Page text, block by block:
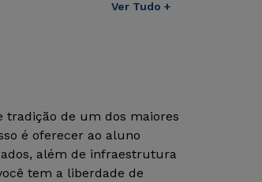
Ver Tudo +
tradição de um dos maiores
é oferecer ao aluno
além de infraestrutura
tem a liberdade de
e fácil
e fácil